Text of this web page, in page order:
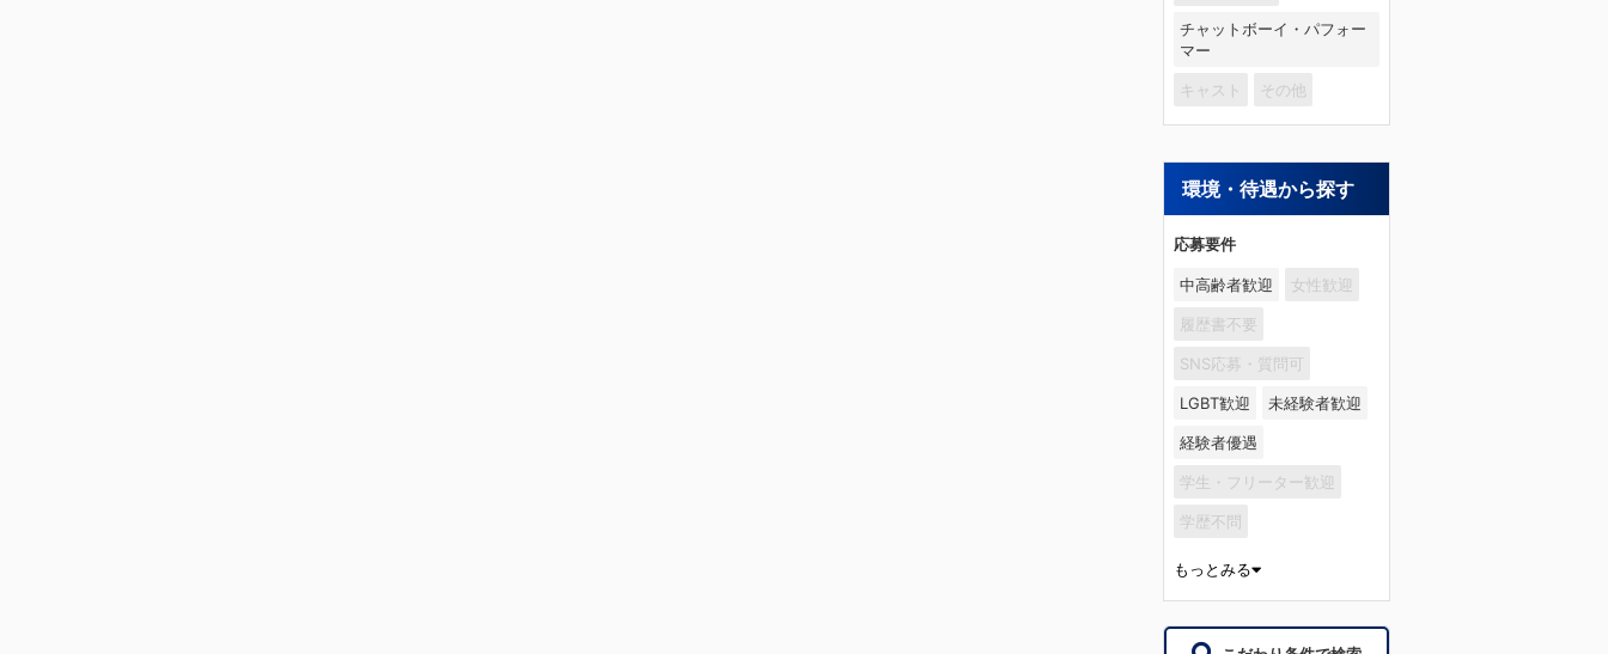
チャットボーイ・パフォー
マー
キャスト その他
環境・待遇から探す
応募要件
中高齢者歓迎 女性歓迎
履歴書不要
SNS応募・質問可
LGBT歓迎 未経験者歓迎
経験者優遇
学生・フリーター歓迎
学歴不問
もっとみる